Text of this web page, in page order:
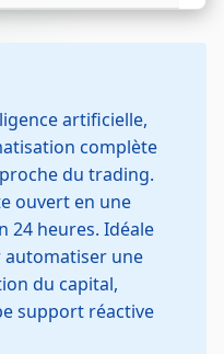
artificielle,
complète
du trading.
ouvert en une
24 heures. Idéale
une
du capital,
support réactive